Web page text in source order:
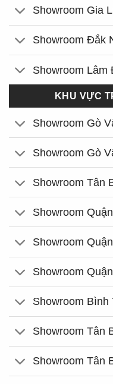
Showroom Gia
Showroom Đắk
Showroom Lâm
KHU VỰC
Showroom Gò
Showroom Gò
Showroom Tân
Showroom
Showroom
Showroom
Showroom Bình
Showroom Tân
Showroom Tân